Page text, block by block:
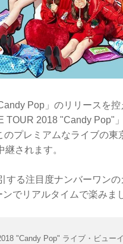
Pop」のリリースを
TOUR 2018 "Candy Pop"
プレミアムなライブの東
されます。
する注目度ナンバーワン
でリアルタイムで楽みま
"Candy Pop" ライブ・ビュー